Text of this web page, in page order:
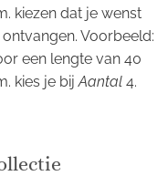
kiezen dat je wenst
Voorbeeld:
een lengte van 40
kies je bijAantal 4.